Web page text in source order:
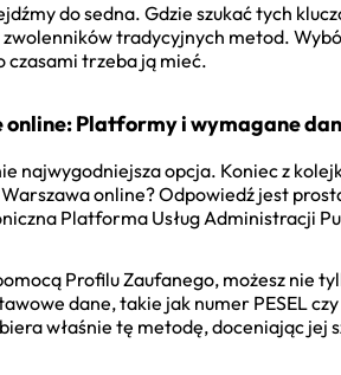
do sedna. Gdzie szukać tych
tradycyjnych metod.
czasami trzeba ją mieć.
online: Platformy i wymagane
najwygodniejsza opcja. Koniec z
online? Odpowiedź jest
Platforma Usług Administracji
Profilu Zaufanego, możesz nie
dane, takie jak numer PESEL
właśnie tę metodę, doceniając jej